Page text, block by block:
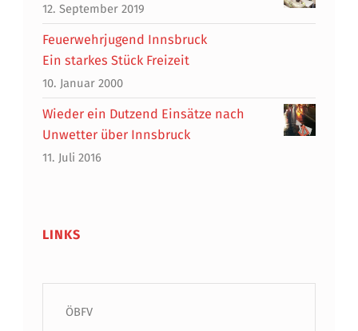
12. September 2019
Feuerwehrjugend Innsbruck
Ein starkes Stück Freizeit
10. Januar 2000
Wieder ein Dutzend Einsätze nach
Unwetter über Innsbruck
11. Juli 2016
LINKS
ÖBFV